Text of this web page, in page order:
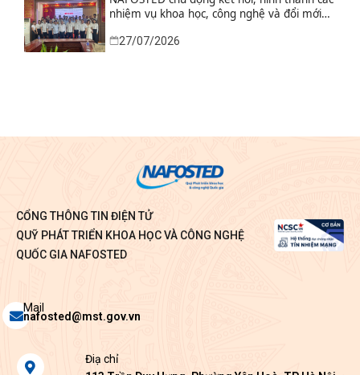
nhiệm vụ khoa học, công nghệ và đổi mới
Bình
27/07/2026
CỔNG THÔNG TIN ĐIỆN TỬ
QUỸ PHÁT TRIỂN KHOA HỌC VÀ CÔNG NGHỆ
QUỐC GIA NAFOSTED
Envelope
Mail
nafosted@mst.gov.vn
Map-
Điạ chỉ